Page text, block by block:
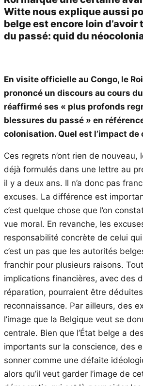
Witte nous explique aussi
belge est encore loin d’avoir
du passé: quid du
En visite officielle au Congo, le
prononcé un discours au cours
réaffirmé ses « plus profonds
blessures du passé » en
colonisation. Quel est l’impact de
Ces regrets n’ont rien de nouveau,
déjà formulés dans une lettre au
il y a deux ans. Il n’a donc pas
excuses. La différence est
c’est quelque chose que l’on
vue moral. En revanche, les
responsabilité concrète de celui
c’est un pas que les autorités
franchir pour plusieurs raisons.
implications financières, avec des
réparation, pourraient être déduites
reconnaissance. Par ailleurs, des
l’image que la Belgique veut se
centrale. Bien que l’État belge a
importants sur la conscience, des
sonner comme une défaite
alors qu’il veut garder l’image de